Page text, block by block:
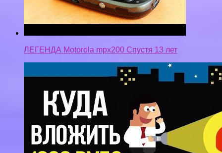
ЛЕГЕНДА Motorola mpx200 Спустя 13 лет